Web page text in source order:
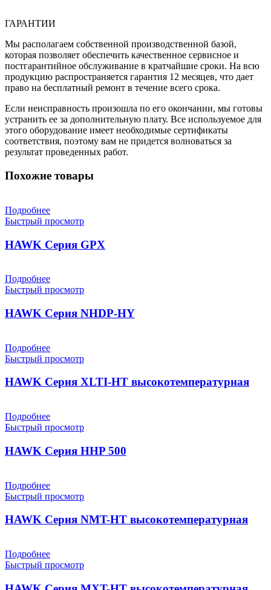
ГАРАНТИИ
Мы располагаем собственной производственной базой,
которая позволяет обеспечить качественное сервисное и
постгарантийное обслуживание в кратчайшие сроки. На всю
продукцию распространяется гарантия 12 месяцев, что дает
право на бесплатный ремонт в течение всего срока.
Если неисправность произошла по его окончании, мы готовы
устранить ее за дополнительную плату. Все используемое для
этого оборудование имеет необходимые сертификаты
соответствия, поэтому вам не придется волноваться за
результат проведенных работ.
Похожие товары
Подробнее
Быстрый просмотр
HAWK Серия GPX
Подробнее
Быстрый просмотр
HAWK Серия NHDP-HY
Подробнее
Быстрый просмотр
HAWK Серия XLTI-HT высокотемпературная
Подробнее
Быстрый просмотр
HAWK Серия HHP 500
Подробнее
Быстрый просмотр
HAWK Серия NMT-HT высокотемпературная
Подробнее
Быстрый просмотр